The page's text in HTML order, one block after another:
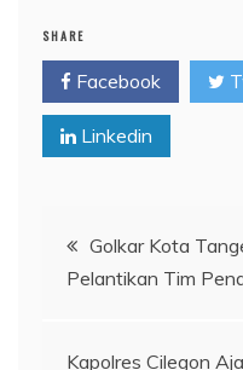
SHARE
Facebook
Linkedin
Navigasi
pos
Golkar Kota
Pelantikan Tim
Kapolres Cilegon